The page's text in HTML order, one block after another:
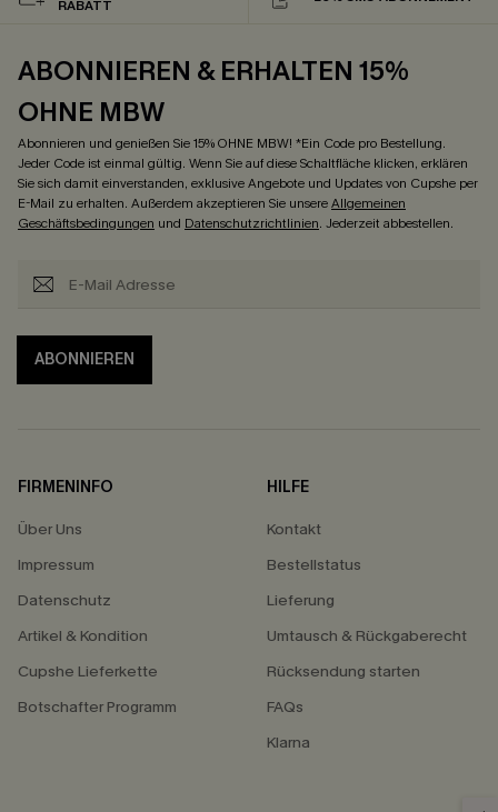
RABATT
ABONNIEREN & ERHALTEN 15%
OHNE MBW
Abonnieren und genießen Sie 15% OHNE MBW! *Ein Code pro Bestellung.
Jeder Code ist einmal gültig. Wenn Sie auf diese Schaltfläche klicken, erklären
Sie sich damit einverstanden, exklusive Angebote und Updates von Cupshe per
E-Mail zu erhalten. Außerdem akzeptieren Sie unsereAllgemeinen
Geschäftsbedingungen und Datenschutzrichtlinien. Jederzeit abbestellen.
ABONNIEREN
FIRMENINFO
Über Uns
Impressum
Datenschutz
Artikel & Kondition
Cupshe Lieferkette
Botschafter Programm
HILFE
Kontakt
Bestellstatus
Lieferung
Umtausch & Rückgaberecht
Rücksendung starten
FAQs
Klarna